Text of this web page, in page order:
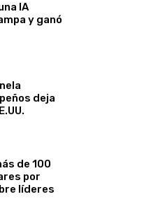
IA
y ganó
deja
de 100
por
líderes